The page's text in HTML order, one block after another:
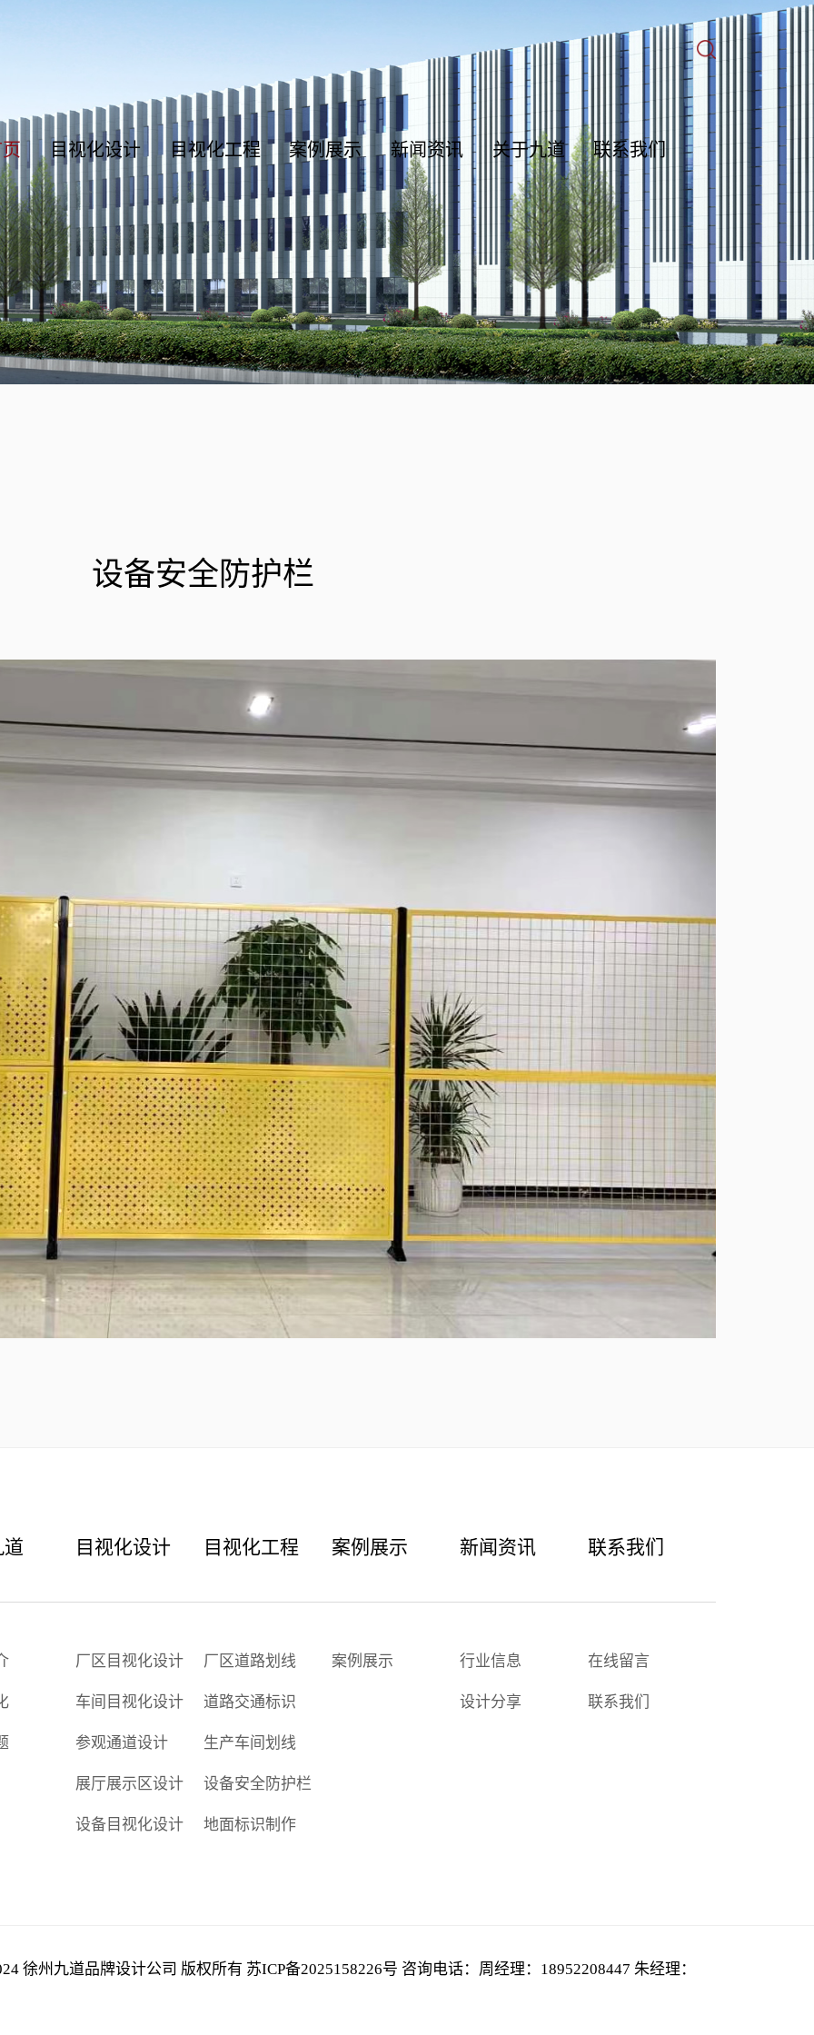
目视化设计 目视化工程 案例展示 新闻资讯 关于九道 联系我们
设备安全防护栏
目视化设计 目视化工程 案例展示 新闻资讯 联系我们
厂区目视化设计
车间目视化设计
参观通道设计
展厅展示区设计
设备目视化设计
厂区道路划线
道路交通标识
生产车间划线
设备安全防护栏
地面标识制作
案例展示 行业信息
设计分享
在线留言
联系我们
徐州九道品牌设计公司 版权所有 苏ICP备2025158226号 咨询电话：周经理：18952208447 朱经理：